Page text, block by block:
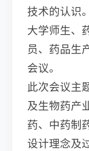
技术的认识
大学师生、
员、药品生
会议。
此次会议主
及生物药产
药、中药制
设计理念及